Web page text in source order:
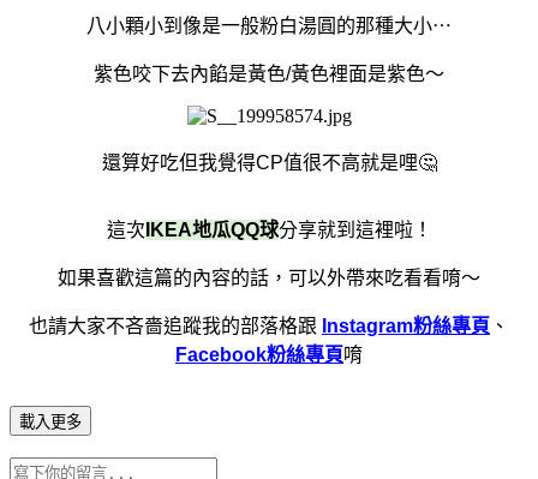
八小顆小到像是一般粉白湯圓的那種大小⋯
紫色咬下去內餡是黃色/黃色裡面是紫色～
還算好吃但我覺得CP值很不高就是哩🤔
這次 IKEA地瓜QQ球分享就到這裡啦！
如果喜歡這篇的內容的話，可以外帶來吃看看唷～
也請大家不吝嗇追蹤我的部落格跟 Instagram粉絲專頁 、
Facebook粉絲專頁唷
載入更多